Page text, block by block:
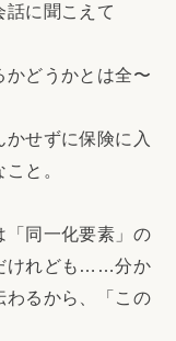
話に聞こえて
どうかとは全〜
せずに保険に入
と。
同一化要素」の
けれども……分か
わるから、「この